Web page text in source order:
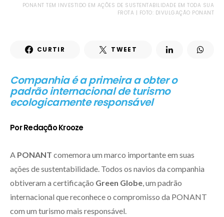
PONANT TEM INVESTIDO EM AÇÕES DE SUSTENTABILIDADE EM TODA SUA
FROTA | FOTO: DIVULGAÇÃO PONANT
CURTIR TWEET
Companhia é a primeira a obter o
padrão internacional de turismo
ecologicamente responsável
Por Redação Krooze
A PONANT comemora um marco importante em suas
ações de sustentabilidade. Todos os navios da companhia
obtiveram a certificação Green Globe , um padrão
internacional que reconhece o compromisso da PONANT
com um turismo mais responsável.